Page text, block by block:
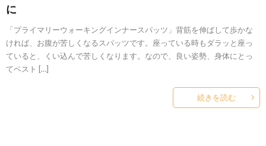
に
「プライマリーウォーキングインナースパッツ」背筋を伸ばして歩かな
ければ、お腹が苦しくなるスパッツです。座っている時もダラッと座っ
ていると、くい込んで苦しくなります。なので、良い姿勢、身体にとっ
てベスト […]
続きを読む